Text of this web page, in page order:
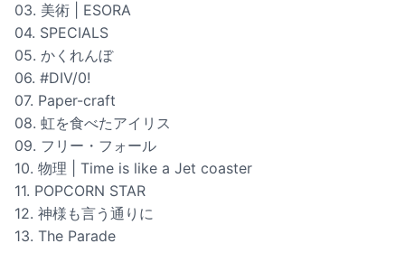
03. 美術 | ESORA
04. SPECIALS
05. かくれんぼ
06. #DIV/0!
07. Paper-craft
08. 虹を食べたアイリス
09. フリー・フォール
10. 物理 | Time is like a Jet coaster
11. POPCORN STAR
12. 神様も言う通りに
13. The Parade